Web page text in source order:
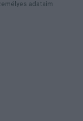
adataim